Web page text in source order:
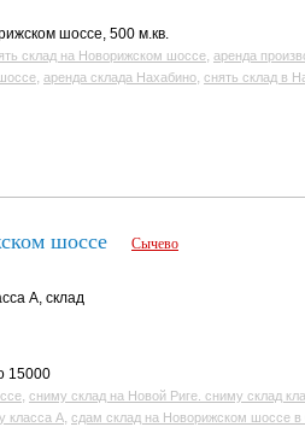
шоссе, 500 м.кв.
склад на Новорижском шоссе, аренда
, аренда склада Нахабино, снять склад в
шоссе Сычево
A, склад
15000
, сниму склад на Новой Риге. сниму склад
класса А, сдам склад на Новорижском шоссе